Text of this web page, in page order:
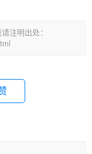
注明出处：